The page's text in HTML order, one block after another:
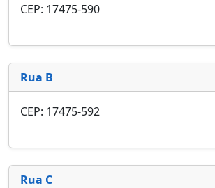
CEP: 17475-590
Rua B
CEP: 17475-592
Rua C